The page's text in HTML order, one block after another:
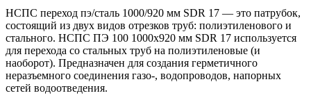
НСПС переход пэ/сталь 1000/920 мм SDR 17 — это патрубок,
состоящий из двух видов отрезков труб: полиэтиленового и
стального. НСПС ПЭ 100 1000х920 мм SDR 17 используется
для перехода со стальных труб на полиэтиленовые (и
наоборот). Предназначен для создания герметичного
неразъемного соединения газо-, водопроводов, напорных
сетей водоотведения.